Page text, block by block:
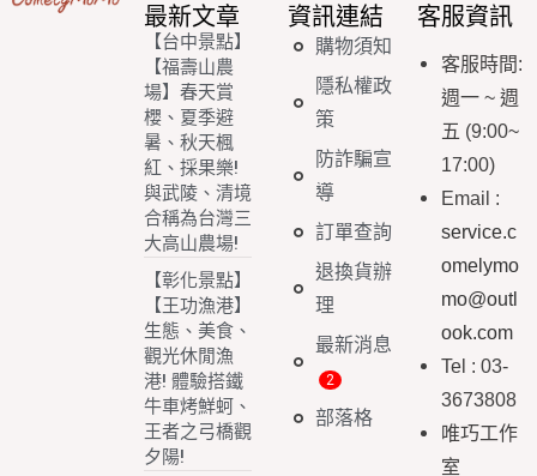
最新文章
【台中景點】
【福壽山農
場】春天賞
櫻、夏季避
暑、秋天楓
紅、採果樂!
與武陵、清境
合稱為台灣三
大高山農場!
【彰化景點】
【王功漁港】
生態、美食、
觀光休閒漁
港! 體驗搭鐵
牛車烤鮮蚵、
王者之弓橋觀
夕陽!
資訊連結
購物須知
隱私權政
策
防詐騙宣
導
訂單查詢
退換貨辦
理
最新消息
部落格
客服資訊
客服時間:
週一 ~ 週
五 (9:00~
17:00)
Email :
service.c
omelymo
mo@outl
ook.com
Tel : 03-
3673808
唯巧工作
室